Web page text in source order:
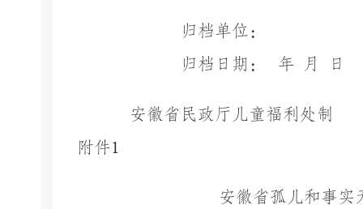
归档单位：
归档日期：
年 月 日
安徽省民政厅儿童福利处制
附件1
安徽省孤儿和事实